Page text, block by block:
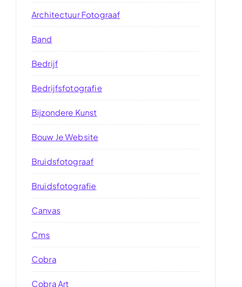
Architectuur Fotograaf
Band
Bedrijf
Bedrijfsfotografie
Bijzondere Kunst
Bouw Je Website
Bruidsfotograaf
Bruidsfotografie
Canvas
Cms
Cobra
Cobra Art